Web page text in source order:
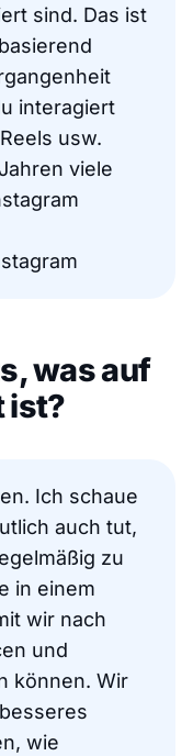
sind. Das ist
interagiert
usw.
viele
was auf
ist?
Ich schaue
auch tut,
zu
in einem
wir nach
und
können. Wir
wie